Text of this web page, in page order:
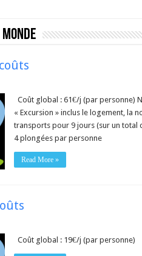
Coût global : 61€/j (par personne)
« Excursion » inclus le logement, la
transports pour 9 jours (sur un total
4 plongées par personne
Read More »
Coût global : 19€/j (par personne)